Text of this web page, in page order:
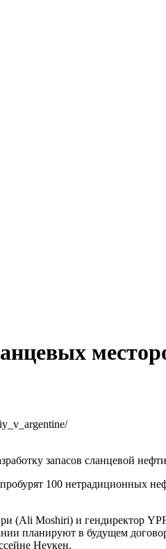
запасов сланцевой
100 нетрадиционных
Moshiri) и гендиректор
планируют в будущем
Неукен.